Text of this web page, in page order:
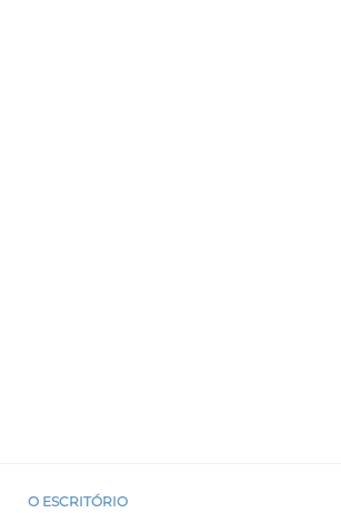
O ESCRITÓRIO